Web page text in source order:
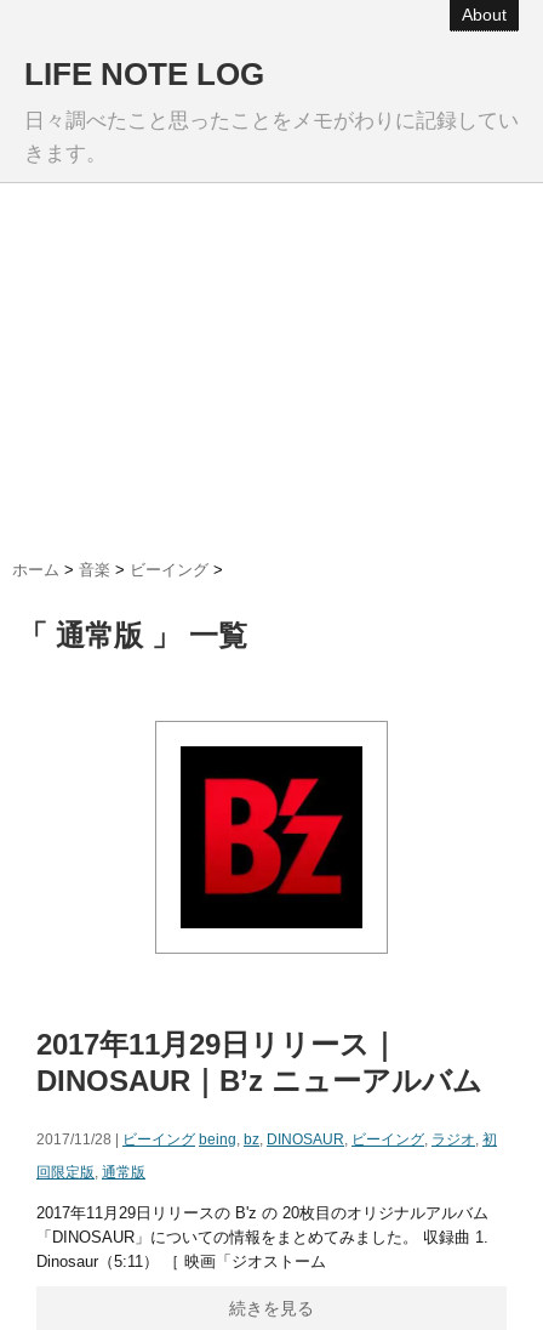
About
LIFE NOTE LOG
日々調べたこと思ったことをメモがわりに記録してい
きます。
ホーム > 音楽 > ビーイング >
「 通常版 」 一覧
2017年11月29日リリース｜
DINOSAUR｜B’z ニューアルバム
2017/11/28 | ビーイング being, bz, DINOSAUR, ビーイング, ラジオ, 初
回限定版, 通常版
2017年11月29日リリースの B'z の 20枚目のオリジナルアルバム
「DINOSAUR」についての情報をまとめてみました。 収録曲 1.
Dinosaur（5:11） ［ 映画「ジオストーム
続きを見る